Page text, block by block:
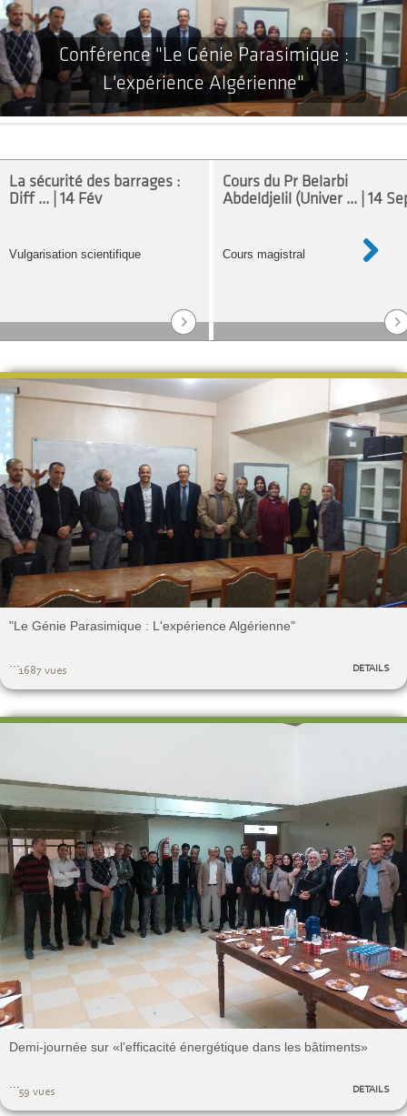
Conférence "Le Génie Parasimique :
L'expérience Algérienne"
La sécurité des barrages :
Diff ... | 14 Fév
Vulgarisation scientifique
Cours du Pr Belarbi‏
Abdeldjelil (Univer ... | 14
Cours magistral
"Le Génie Parasimique : L'expérience Algérienne"
...
1687 vues DETAILS
Demi-journée sur «l’efficacité énergétique dans les bâtiments»
...
59 vues DETAILS